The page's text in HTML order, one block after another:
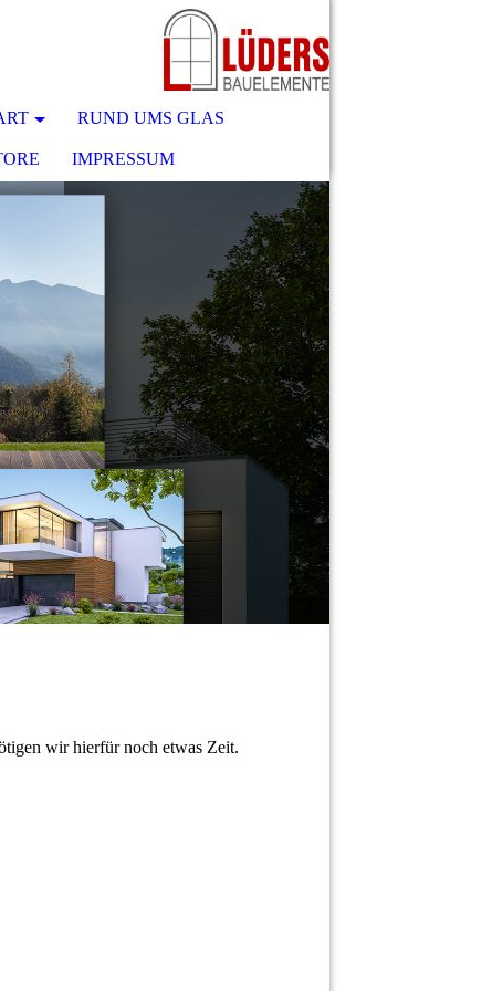
RUND UMS GLAS
IMPRESSUM
wir hierfür noch etwas Zeit.